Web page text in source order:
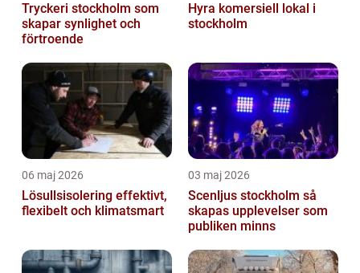
Tryckeri stockholm som
skapar synlighet och
förtroende
Hyra komersiell lokal i
stockholm
06 maj 2026
Lösullsisolering effektivt,
flexibelt och klimatsmart
03 maj 2026
Scenljus stockholm så
skapas upplevelser som
publiken minns